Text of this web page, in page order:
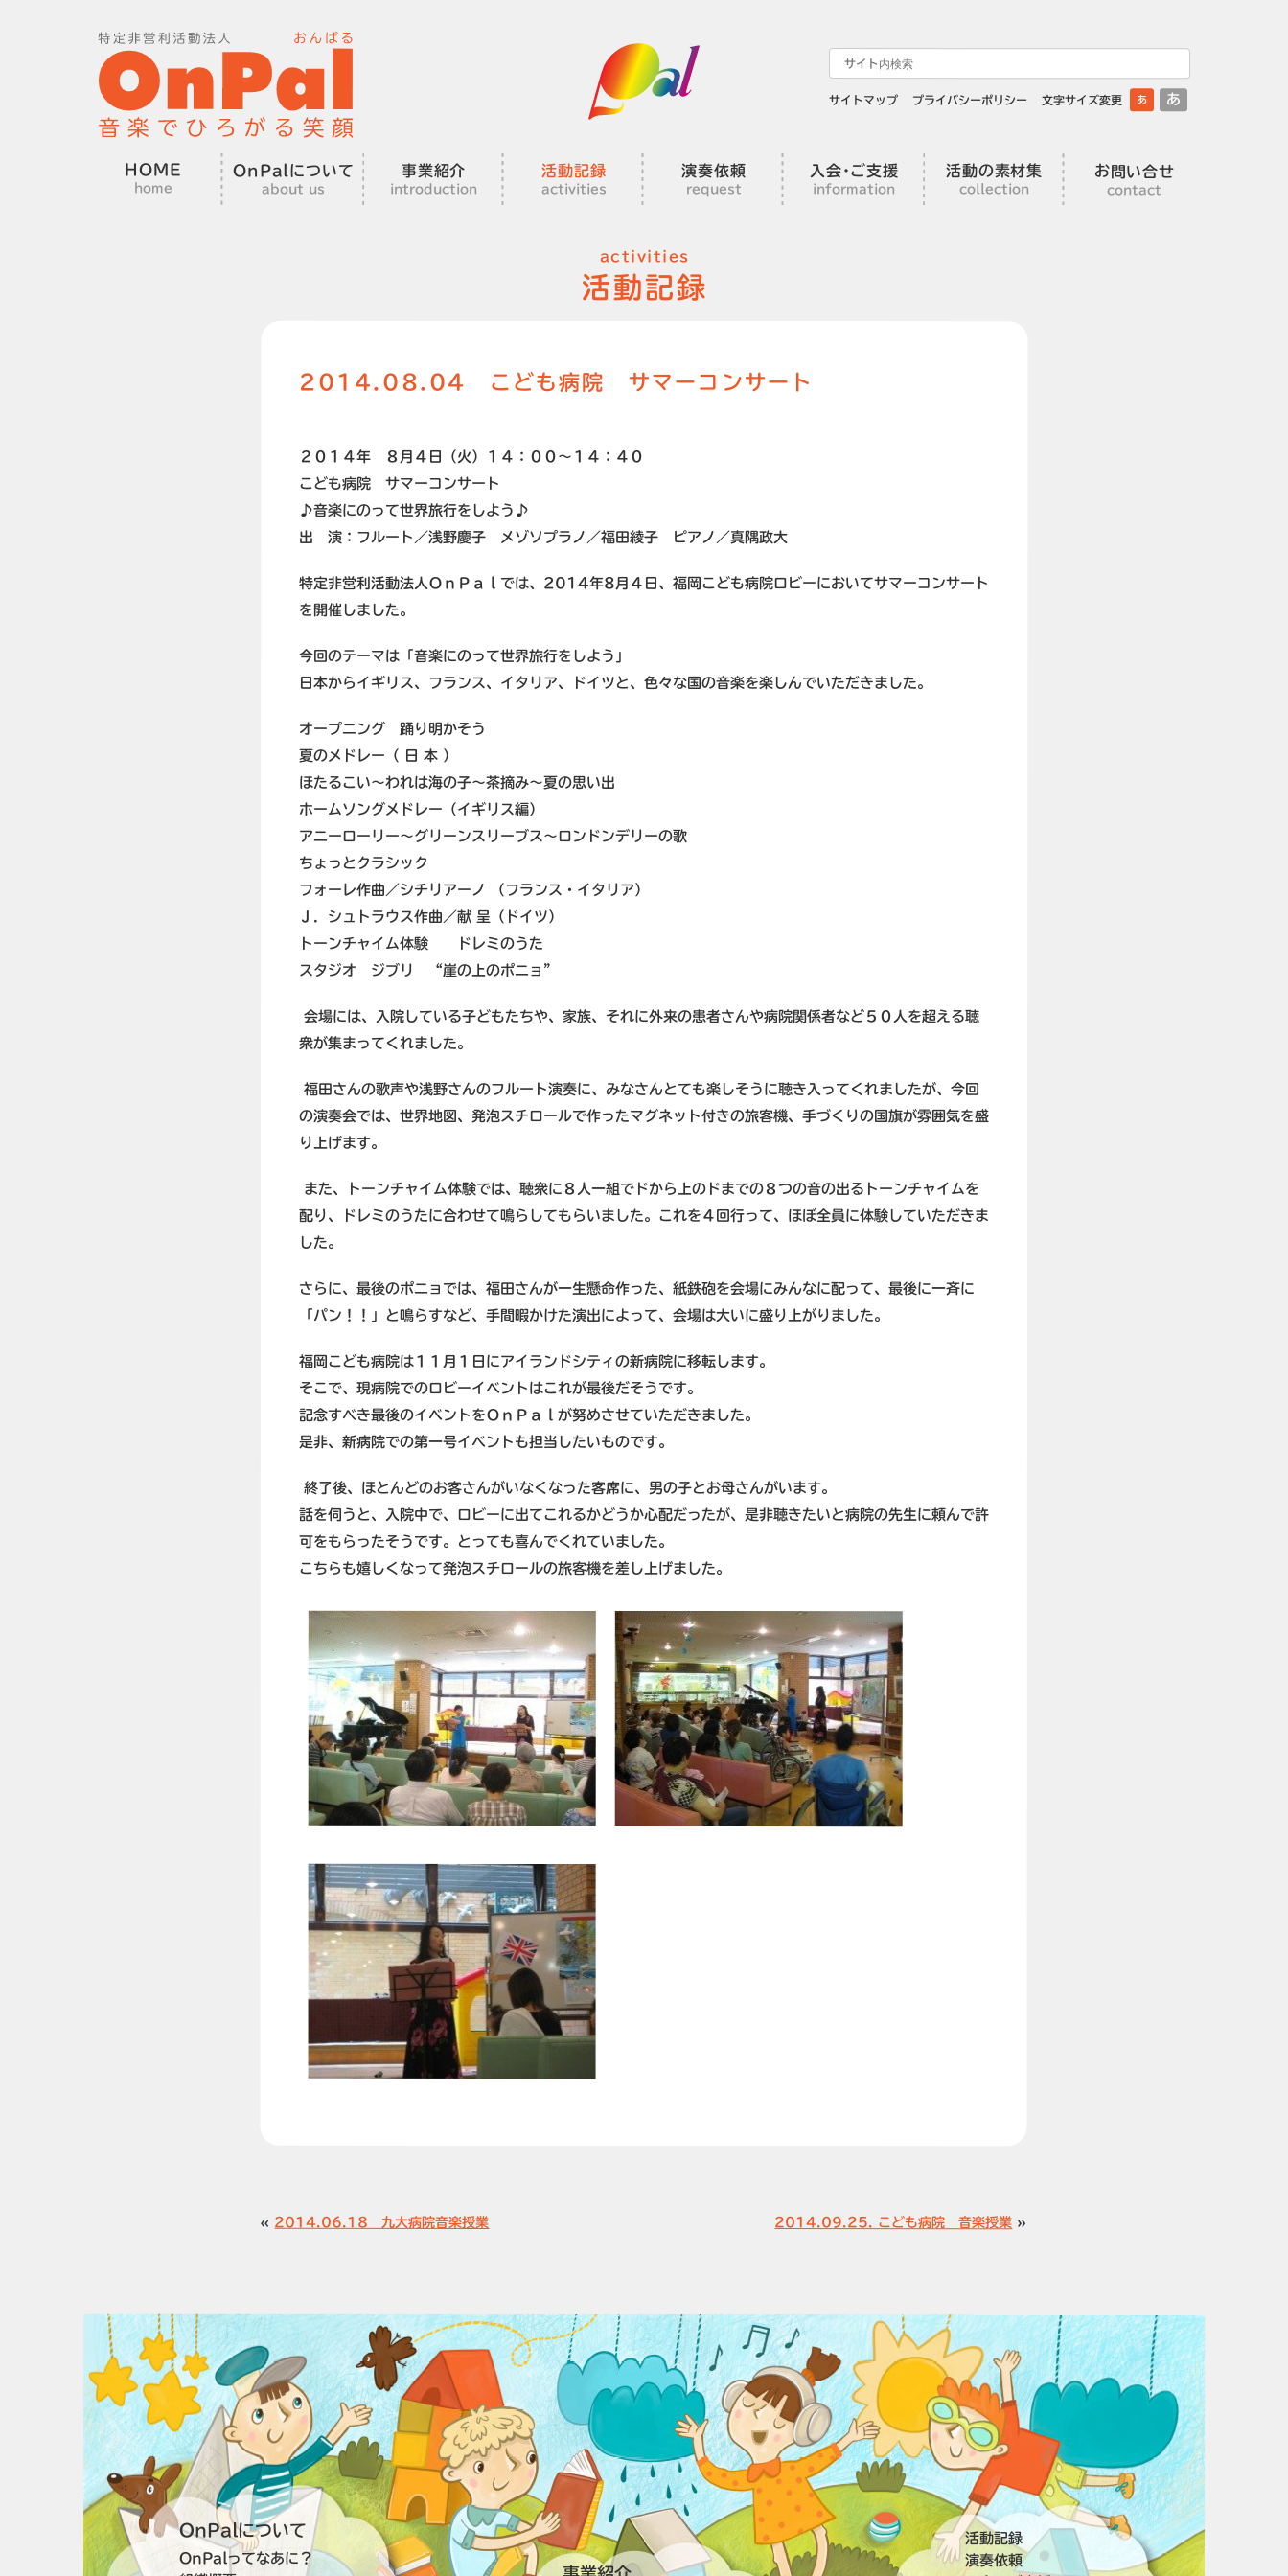
サイトマップ プライバシーポリシー 文字サイズ変更 あ あ
HOME
home
OnPalについて
about us
事業紹介
introduction
活動記録
activities
演奏依頼
request
入会･ご支援
information
活動の素材集
collection
お問い合せ
contact
activities
活動記録
2014.08.04 こども病院 サマーコンサート
２０１４年 ８月４日（火）１４：００～１４：４０
こども病院 サマーコンサート
♪音楽にのって世界旅行をしよう♪
出 演：フルート／浅野慶子 メゾソプラノ／福田綾子 ピアノ／真隅政大
特定非営利活動法人ＯｎＰａｌでは、2014年8月４日、福岡こども病院ロビーにおいてサマーコンサート
を開催しました。
今回のテーマは「音楽にのって世界旅行をしよう」
日本からイギリス、フランス、イタリア、ドイツと、色々な国の音楽を楽しんでいただきました。
オープニング 踊り明かそう
夏のメドレー（ 日 本 ）
ほたるこい～われは海の子～茶摘み～夏の思い出
ホームソングメドレー（イギリス編）
アニーローリー～グリーンスリーブス～ロンドンデリーの歌
ちょっとクラシック
フォーレ作曲／シチリアーノ （フランス・イタリア）
Ｊ．シュトラウス作曲／献 呈（ドイツ）
トーンチャイム体験 ドレミのうた
スタジオ ジブリ “崖の上のポニョ”
会場には、入院している子どもたちや、家族、それに外来の患者さんや病院関係者など５０人を超える聴
衆が集まってくれました。
福田さんの歌声や浅野さんのフルート演奏に、みなさんとても楽しそうに聴き入ってくれましたが、今回
の演奏会では、世界地図、発泡スチロールで作ったマグネット付きの旅客機、手づくりの国旗が雰囲気を盛
り上げます。
また、トーンチャイム体験では、聴衆に８人一組でドから上のドまでの８つの音の出るトーンチャイムを
配り、ドレミのうたに合わせて鳴らしてもらいました。これを４回行って、ほぼ全員に体験していただきま
した。
さらに、最後のポニョでは、福田さんが一生懸命作った、紙鉄砲を会場にみんなに配って、最後に一斉に
「パン！！」と鳴らすなど、手間暇かけた演出によって、会場は大いに盛り上がりました。
福岡こども病院は１１月１日にアイランドシティの新病院に移転します。
そこで、現病院でのロビーイベントはこれが最後だそうです。
記念すべき最後のイベントをＯｎＰａｌが努めさせていただきました。
是非、新病院での第一号イベントも担当したいものです。
終了後、ほとんどのお客さんがいなくなった客席に、男の子とお母さんがいます。
話を伺うと、入院中で、ロビーに出てこれるかどうか心配だったが、是非聴きたいと病院の先生に頼んで許
可をもらったそうです。とっても喜んでくれていました。
こちらも嬉しくなって発泡スチロールの旅客機を差し上げました。
« 2014.06.18 九大病院音楽授業 2014.09.25. こども病院 音楽授業 »
OnPalについて
OnPalってなあに？
活動記録
演奏依頼